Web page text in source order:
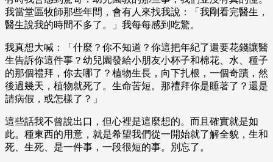
我當堂區牧師那些年間，會有人來找我說：「我剛看完醫生，
醫生說我的時間不多了。」我每每感到吃驚。
我真想大喊：「什麼？你不知道？你這把年紀了還要花錢讓醫
生告訴你這件事？幼兒園發給小朋友小杯子和棉花、水、種子
的那個禮拜，你去哪了？植物生長，向下扎根，一個奇蹟，然
後過幾天，植物就死了。生命苦短。那禮拜你是睡著了？還是
請病假，或怎樣了？」
這些話我不曾說出口，但心裡是這麼想的。而且確實就是如
此。種東西的用意，就是希望我們從一開始就了解全貌，生和
死、生死、是一件事，一段很短的事。別忘了。